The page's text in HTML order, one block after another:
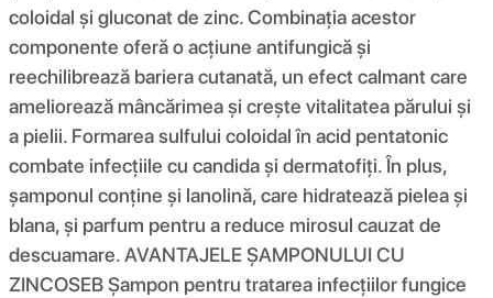
coloidal și gluconat de zinc. Combinația acestor
componente oferă o acțiune antifungică și
reechilibrează bariera cutanată, un efect calmant care
ameliorează mâncărimea și crește vitalitatea părului și
a pielii. Formarea sulfului coloidal în acid pentatonic
combate infecțiile cu candida și dermatofiți. În plus,
șamponul conține și lanolină, care hidratează pielea și
blana, și parfum pentru a reduce mirosul cauzat de
descuamare. AVANTAJELE ȘAMPONULUI CU
ZINCOSEB Șampon pentru tratarea infecțiilor fungice